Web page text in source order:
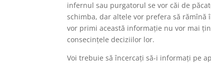
infernul sau purgatorul se vor căi de
schimba, dar altele vor prefera să rămînă
vor primi această informaţie nu vor mai
consecinţele deciziilor lor.
Voi trebuie să încercaţi să-i informaţi pe